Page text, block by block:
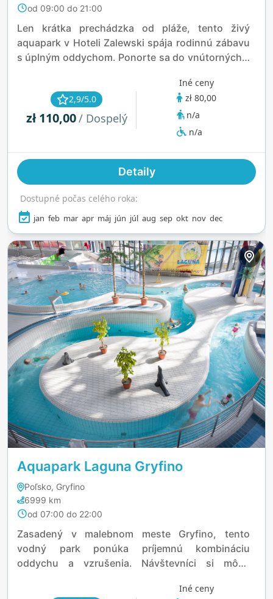
od 09:00 do 21:00
Len krátka prechádzka od pláže, tento živý
aquapark v Hoteli Zalewski spája rodinnú zábavu
s úplným oddychom. Ponorte sa do vnútorných a
alebo si oddýchnite v tematických jacuzzi a
saunách. Deti si zamilujú splash zónu s
pirátskymi loďami a morskými tvormi, zatiaľ čo
dospelí môžu uniknúť do wellness oblasti alebo
kategóriu je to celoročný vodný raj pri mori.
2,9/5.0
zł 110,00/ Dospelý
Iné ceny
zł 80,00
n/a
n/a
Detaily
Dostupné počas celého roka:
jan feb mar apr máj jún júl aug sep okt nov dec
Aquapark Laguna Gryfino
Poľsko, Gryfino
6999 km
od 07:00 do 22:00
Zasadený v malebnom meste Gryfino, tento
vodný park ponúka príjemnú kombináciu
oddychu a vzrušenia. Návštevníci si môžu
vodou alebo si vychutnať upokojujúci masážny
Iné ceny